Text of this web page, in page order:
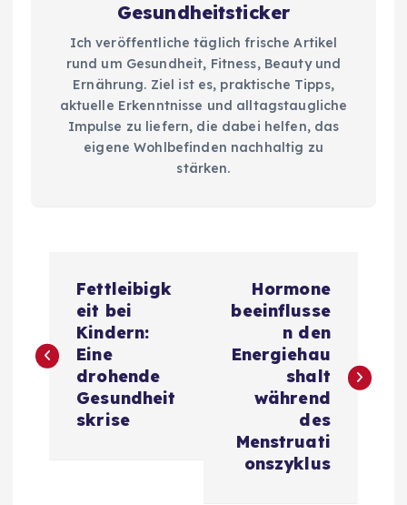
Gesundheitsticker
Ich veröffentliche täglich frische Artikel
rund um Gesundheit, Fitness, Beauty und
Ernährung. Ziel ist es, praktische Tipps,
aktuelle Erkenntnisse und alltagstaugliche
Impulse zu liefern, die dabei helfen, das
eigene Wohlbefinden nachhaltig zu
stärken.
i
Fettleibigk
eit bei
Kindern:
Eine
drohende
Gesundheit
skrise
Hormone
beeinflusse
n den
Energiehau
shalt
während
des
Menstruati
onszyklus